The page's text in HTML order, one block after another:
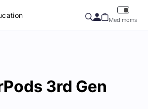
Med moms
3rd Gen